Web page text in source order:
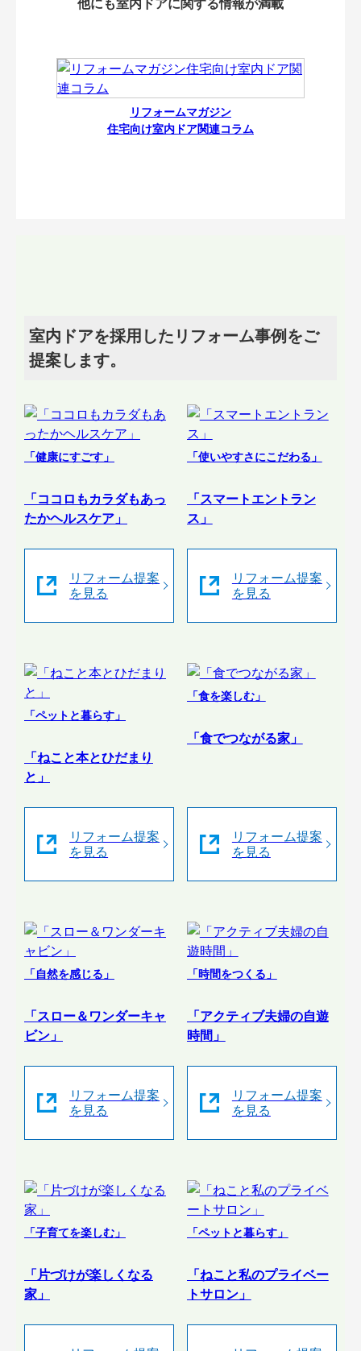
他にも室内ドアに関する情報が満載
リフォームマガジン
住宅向け室内ドア関連コラム
室内ドアを採用したリフォーム事例をご
提案します。
「健康にすごす」
「ココロもカラダもあっ
たかヘルスケア」
リフォーム提案
を見る
「使いやすさにこだわる」
「スマートエントラン
ス」
リフォーム提案
を見る
「ペットと暮らす」
「ねこと本とひだまり
と」
リフォーム提案
を見る
「食を楽しむ」
「食でつながる家」
リフォーム提案
を見る
「自然を感じる」
「スロー＆ワンダーキャ
ビン」
リフォーム提案
を見る
「時間をつくる」
「アクティブ夫婦の自遊
時間」
リフォーム提案
を見る
「子育てを楽しむ」
「片づけが楽しくなる
家」
「ペットと暮らす」
「ねこと私のプライベー
トサロン」